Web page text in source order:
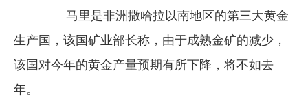
党建工作
企业文化
马里是非洲撒哈拉以南地区的第三大黄金
生产国，该国矿业部长称，由于成熟金矿的减少，
该国对今年的黄金产量预期有所下降，将不如去
年。